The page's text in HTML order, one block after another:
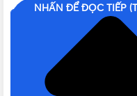
DÒNG CẮT DANH ĐỊNH
TẦN SỐ ĐỊNH MỨC
Nội dung chính
NHẤN ĐỂ ĐỌC TIẾP